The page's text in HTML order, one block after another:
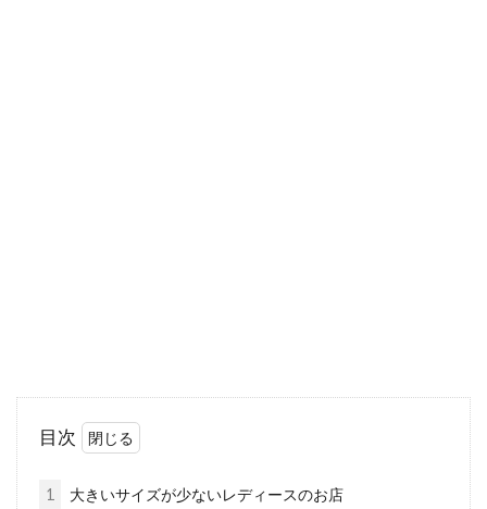
目次
1 大きいサイズが少ないレディースのお店